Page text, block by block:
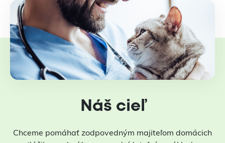
Náš cieľ
Chceme pomáhať zodpovedným majiteľom domácich